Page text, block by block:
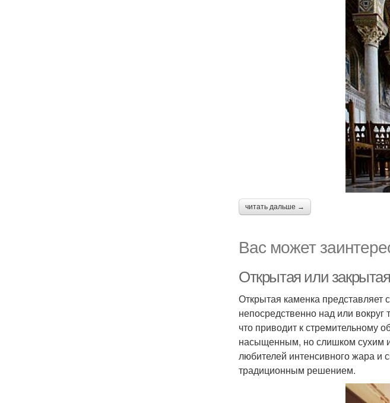
читать дальше →
Вас может
Открытая или
Открытая каменка
непосредственно над или
что приводит к стремительному
насыщенным, но слишком сухим
любителей интенсивного жара и
традиционным решением.